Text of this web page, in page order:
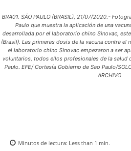
BRA01. SÃO PAULO (BRASIL), 21/07/2020.-
Paulo que muestra la aplicación de una
desarrollada por el laboratorio chino Sinovac,
(Brasil). Las primeras dosis de la vacuna contra el
el laboratorio chino Sinovac empezaron a ser
voluntarios, todos ellos profesionales de la salud
Paulo. EFE/ Cortesía Gobierno de Sao Paulo/
ARCHIVO
Minutos de lectura: Less than 1 min.